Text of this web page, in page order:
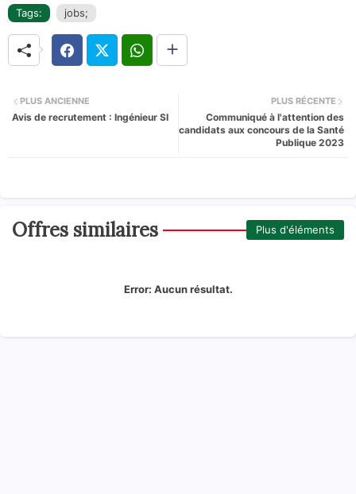
Tags: jobs;
PLUS RÉCENTE
Communiqué à l'attention des
candidats aux concours de la Santé
Publique 2023
PLUS ANCIENNE
Avis de recrutement : Ingénieur SI
Offres similaires Plus d'éléments
Error: Aucun résultat.